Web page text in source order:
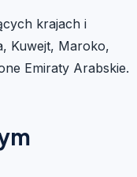
krajach i
Kuwejt, Maroko,
Emiraty Arabskie.